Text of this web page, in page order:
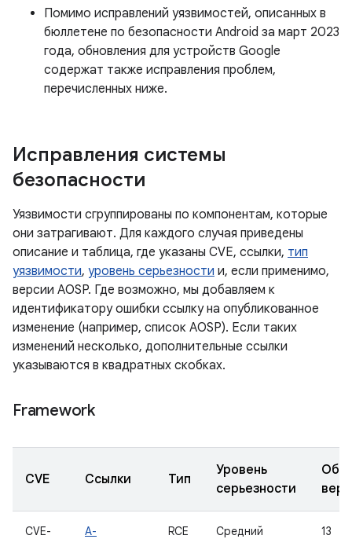
Помимо исправлений уязвимостей, описанных в
бюллетене по безопасности Android за март 2023
года, обновления для устройств Google
содержат также исправления проблем,
перечисленных ниже.
Исправления системы
безопасности
Уязвимости сгруппированы по компонентам, которые
они затрагивают. Для каждого случая приведены
описание и таблица, где указаны CVE, ссылки, тип
уязвимости, уровень серьезности и, если применимо,
версии AOSP. Где возможно, мы добавляем к
идентификатору ошибки ссылку на опубликованное
изменение (например, список AOSP). Если таких
изменений несколько, дополнительные ссылки
указываются в квадратных скобках.
Framework
CVE Ссылки Тип
Уровень
серьезности
CVE-
A-
RCE Средний 13